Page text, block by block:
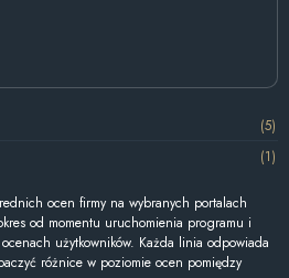
(5)
(1)
ocen firmy na wybranych portalach
od momentu uruchomienia programu i
użytkowników. Każda linia odpowiada
różnice w poziomie ocen pomiędzy